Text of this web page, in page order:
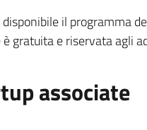
il programma
gratuita e riservata agli
associate